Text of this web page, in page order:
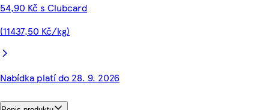
54,90 Kč s Clubcard
(11437,50 Kč/kg)
Nabídka platí do 28. 9. 2026